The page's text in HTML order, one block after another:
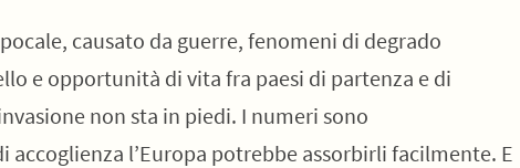
causato da guerre, fenomeni di degrado
e opportunità di vita fra paesi di partenza e di
non sta in piedi. I numeri sono
l’Europa potrebbe assorbirli facilmente. E